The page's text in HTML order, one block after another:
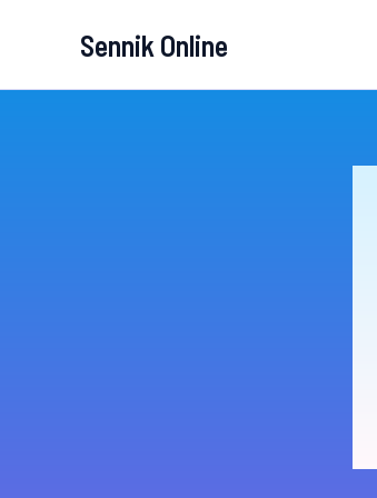
Sennik Online